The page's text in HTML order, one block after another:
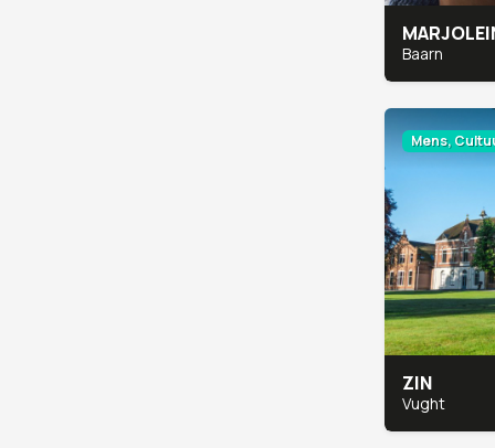
Baarn
Mens,
ZIN
Vught